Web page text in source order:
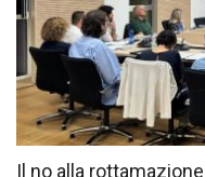
Il no alla